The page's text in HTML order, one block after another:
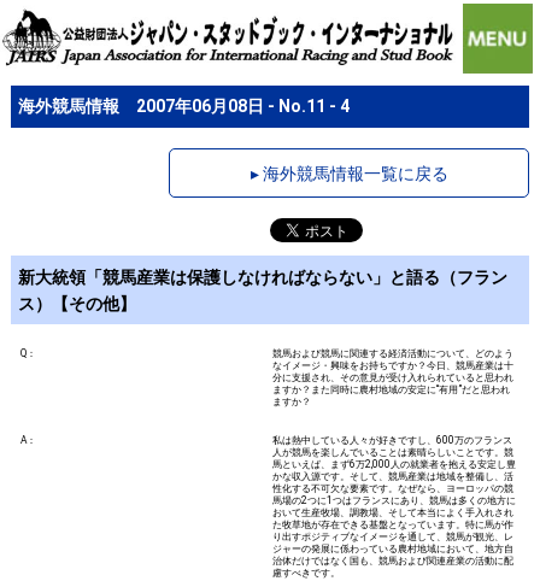
海外競馬情報 2007年06月08日 - No.11 - 4
▸ 海外競馬情報一覧に戻る
新大統領「競馬産業は保護しなければならない」と語る（フラン
ス）【その他】
Q：
競馬および競馬に関連する経済活動について、どのよう
なイメージ・興味をお持ちですか？今日、競馬産業は十
分に支援され、その意見が受け入れられていると思われ
ますか？また同時に農村地域の安定に“有用”だと思われ
ますか？
A：
私は熱中している人々が好きですし、600万のフランス
人が競馬を楽しんでいることは素晴らしいことです。競
馬といえば、まず6万2,000人の就業者を抱える安定し豊
かな収入源です。そして、競馬産業は地域を整備し、活
性化する不可欠な要素です。なぜなら、ヨーロッパの競
馬場の2つに1つはフランスにあり、競馬は多くの地方に
おいて生産牧場、調教場、そして本当によく手入れされ
た牧草地が存在できる基盤となっています。特に馬が作
り出すポジティブなイメージを通して、競馬が観光、レ
ジャーの発展に係わっている農村地域において、地方自
治体だけではなく国も、競馬および関連産業の活動に配
慮すべきです。